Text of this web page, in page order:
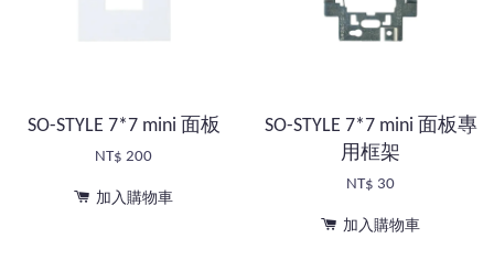
SO-STYLE 7*7 mini 面板
NT$ 200
加入購物車
SO-STYLE 7*7 mini 面板專
用框架
NT$ 30
加入購物車